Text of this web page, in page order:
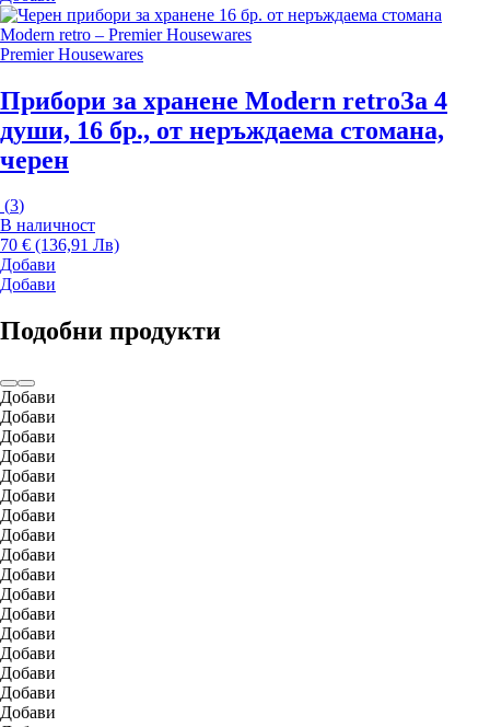
Premier Housewares
Прибори за хранене Modern retroЗа 4
души, 16 бр., от неръждаема стомана,
черен
(3)
В наличност
70 € (136,91 Лв)
Добави
Добави
Подобни продукти
Добави
Добави
Добави
Добави
Добави
Добави
Добави
Добави
Добави
Добави
Добави
Добави
Добави
Добави
Добави
Добави
Добави